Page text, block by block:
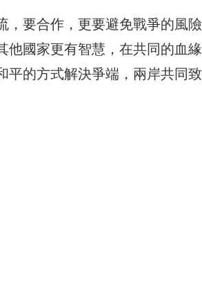
，要合作，更要避免戰爭的風
他國家更有智慧，在共同的血
平的方式解決爭端，兩岸共同